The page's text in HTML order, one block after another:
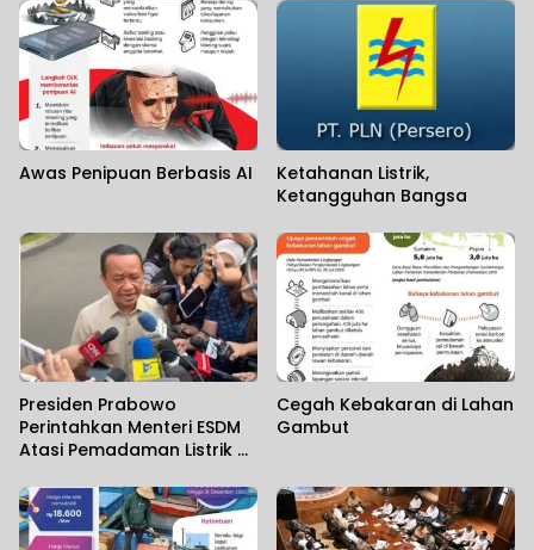
Awas Penipuan Berbasis AI
Ketahanan Listrik,
Ketangguhan Bangsa
Presiden Prabowo
Perintahkan Menteri ESDM
Atasi Pemadaman Listrik di
Cegah Kebakaran di Lahan
Gambut